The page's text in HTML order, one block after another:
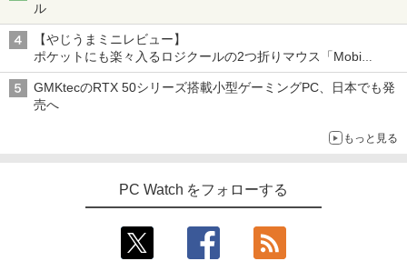
ル
【やじうまミニレビュー】
ポケットにも楽々入るロジクールの2つ折りマウス「Mobi
Fold」。その気になるギミックとは？
GMKtecのRTX 50シリーズ搭載小型ゲーミングPC、日本でも発
売へ
もっと見る
PC Watch をフォローする